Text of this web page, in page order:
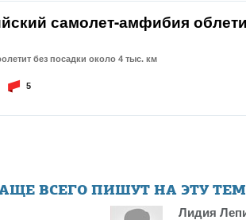
самолет-амфибия
без посадки около 4 тыс. км
5
ВСЕГО ПИШУТ НА ЭТУ
Лидия